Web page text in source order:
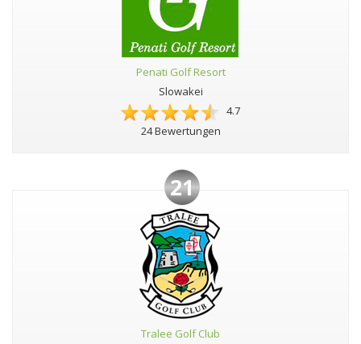
Penati Golf Resort
Slowakei
4.7
24 Bewertungen
21
Tralee Golf Club